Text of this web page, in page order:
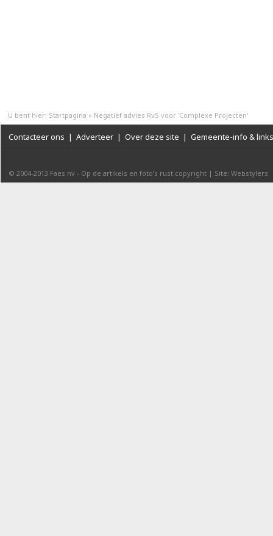
U bent hier: Startpagina » Negatief advies RvS voor 'Complexe Projecten'
Contacteer ons | Adverteer | Over deze site | Gemeente-info & links
© 2004-2013 Faes nv - Op de artikels en foto’s rust copyright | Site: Webstylers